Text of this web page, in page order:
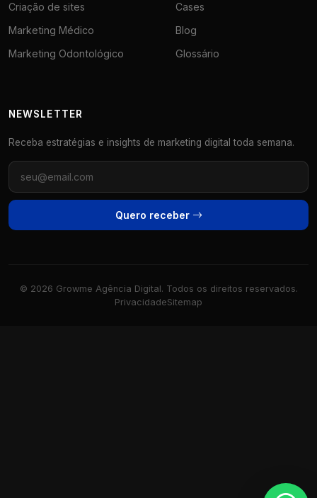
Criação de sites
Marketing Médico
Marketing Odontológico
Cases
Blog
Glossário
NEWSLETTER
Receba estratégias e insights de marketing digital toda semana.
Quero receber
© 2026 Growme Agência Digital. Todos os direitos reservados.
PrivacidadeSitemap